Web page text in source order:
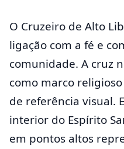
O Cruzeiro de Alto
ligação com a fé e
comunidade. A cruz
como marco
de referência visual.
interior do Espírito
em pontos altos